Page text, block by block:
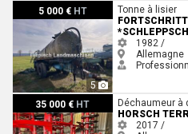
5 000 € HT
5
Fortschritt HTS 100.27 Tonne à lisier
1982 /
Allemagne
35 000 € HT
Horsch Terrano 4 MT
Déchaumeur à
HORSCH
2017 /